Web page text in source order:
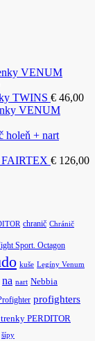
VENUM
TWINS € 46,00
VENUM
holeň + nart
€ 126,00
chranič Chránič
Sport. Octagon
kuše Legíny Venum
na nart Nebbia
profighters
PERDITOR
šípy